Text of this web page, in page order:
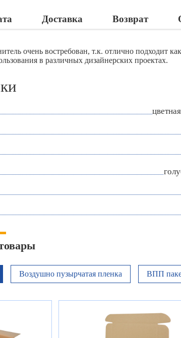
Доставка Возврат
очень востребован, т.к. отлично подходит
в различных дизайнерских проектах.
Воздушно пузырчатая пленка ВПП